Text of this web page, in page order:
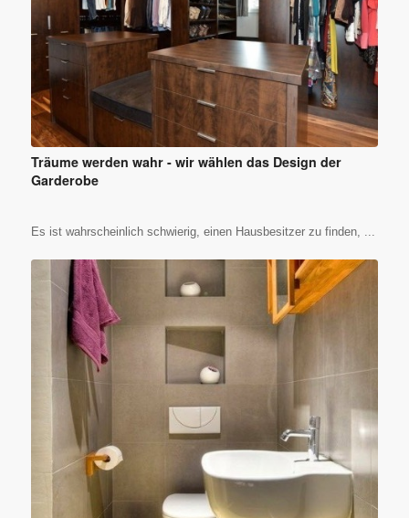
Träume werden wahr - wir wählen das Design der
Garderobe
Es ist wahrscheinlich schwierig, einen Hausbesitzer zu finden, ...